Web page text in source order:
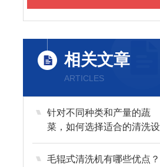
相关文章
ARTICLES
针对不同种类和产量的蔬
菜，如何选择适合的清洗设
备？
毛辊式清洗机有哪些优点？